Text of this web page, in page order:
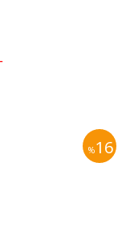
%16